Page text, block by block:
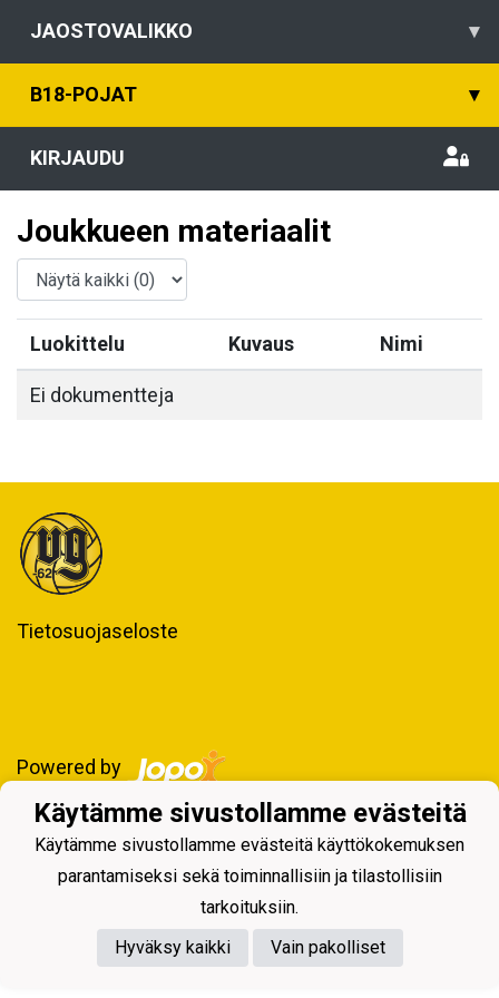
JAOSTOVALIKKO ▾
B18-POJAT ▾
KIRJAUDU
Joukkueen materiaalit
Luokittelu Kuvaus Nimi
Ei dokumentteja
Tietosuojaseloste
Powered by
Käytämme sivustollamme evästeitä
Käytämme sivustollamme evästeitä käyttökokemuksen
parantamiseksi sekä toiminnallisiin ja tilastollisiin
tarkoituksiin.
Hyväksy kaikki
Vain pakolliset